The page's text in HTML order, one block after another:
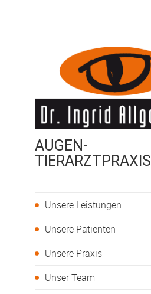
AUGEN-
TIERARZTPRAXIS
Unsere Leistungen
Unsere Patienten
Unsere Praxis
Unser Team